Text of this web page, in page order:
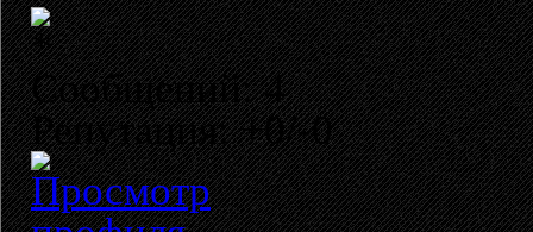
Сообщений: 4
Репутация: +0/-0